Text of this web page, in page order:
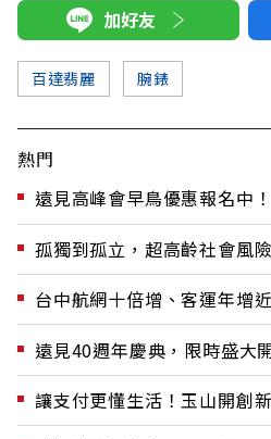
加好友
百達翡麗 腕錶
熱門
遠見高峰會早鳥優惠報名中！
孤獨到孤立，超高齡社會風
台中航網十倍增、客運年增
遠見40週年慶典，限時盛大
讓支付更懂生活！玉山開創